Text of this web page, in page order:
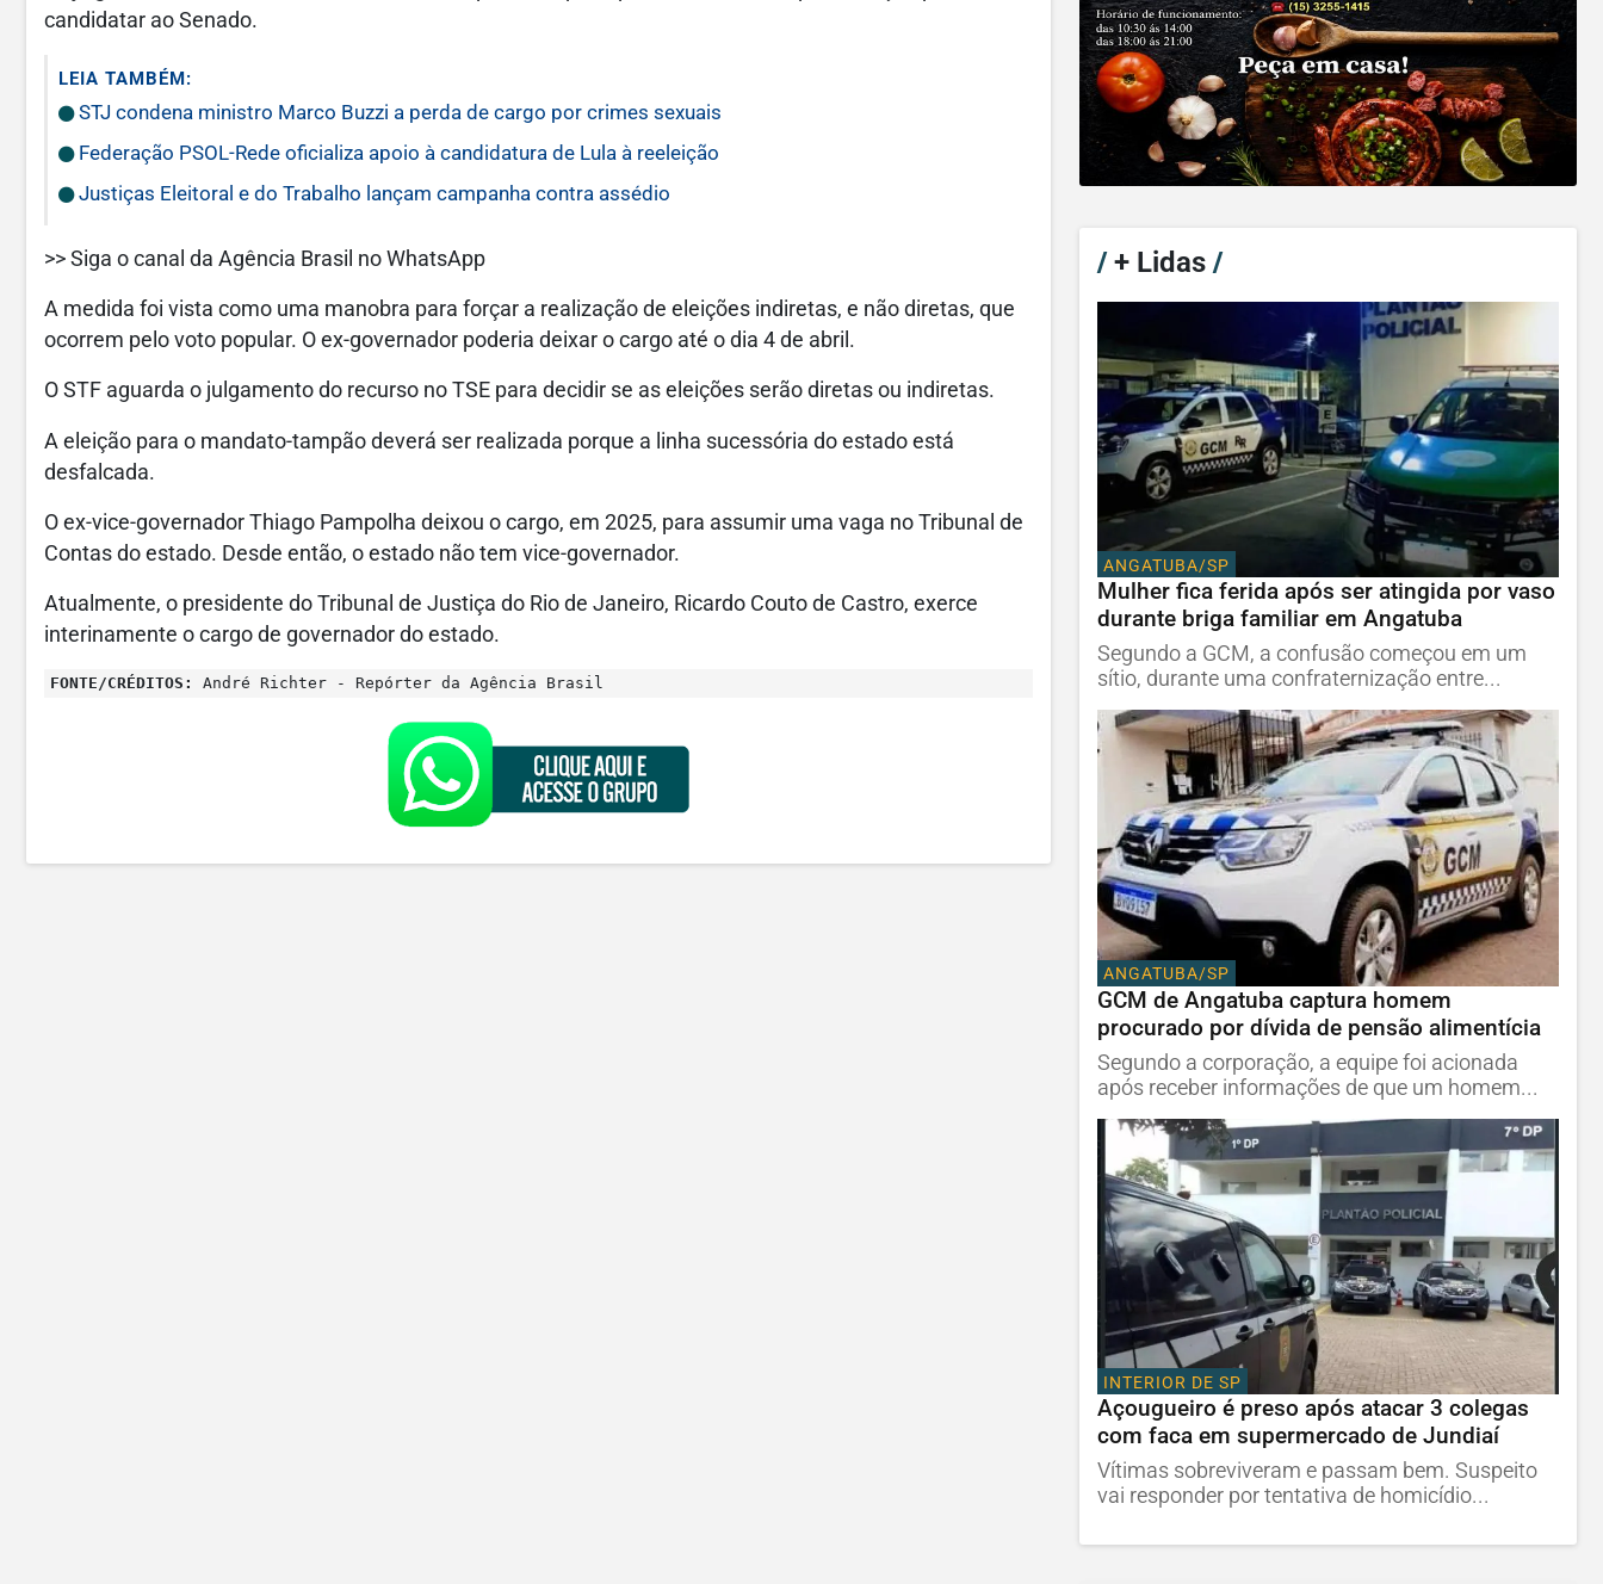
candidatar ao Senado.
LEIA TAMBÉM:
STJ condena ministro Marco Buzzi a perda de cargo por crimes sexuais
Federação PSOL-Rede oficializa apoio à candidatura de Lula à reeleição
Justiças Eleitoral e do Trabalho lançam campanha contra assédio
>> Siga o canal da Agência Brasil no WhatsApp
A medida foi vista como uma manobra para forçar a realização de eleições indiretas, e não diretas, que
ocorrem pelo voto popular. O ex-governador poderia deixar o cargo até o dia 4 de abril.
O STF aguarda o julgamento do recurso no TSE para decidir se as eleições serão diretas ou indiretas.
A eleição para o mandato-tampão deverá ser realizada porque a linha sucessória do estado está
desfalcada.
O ex-vice-governador Thiago Pampolha deixou o cargo, em 2025, para assumir uma vaga no Tribunal de
Contas do estado. Desde então, o estado não tem vice-governador.
Atualmente, o presidente do Tribunal de Justiça do Rio de Janeiro, Ricardo Couto de Castro, exerce
interinamente o cargo de governador do estado.
FONTE/CRÉDITOS: André Richter - Repórter da Agência Brasil
/+ Lidas /
ANGATUBA/SP
Mulher fica ferida após ser atingida por vaso
durante briga familiar em Angatuba
Segundo a GCM, a confusão começou em um
sítio, durante uma confraternização entre...
ANGATUBA/SP
GCM de Angatuba captura homem
procurado por dívida de pensão alimentícia
Segundo a corporação, a equipe foi acionada
após receber informações de que um homem...
INTERIOR DE SP
Açougueiro é preso após atacar 3 colegas
com faca em supermercado de Jundiaí
Vítimas sobreviveram e passam bem. Suspeito
vai responder por tentativa de homicídio...